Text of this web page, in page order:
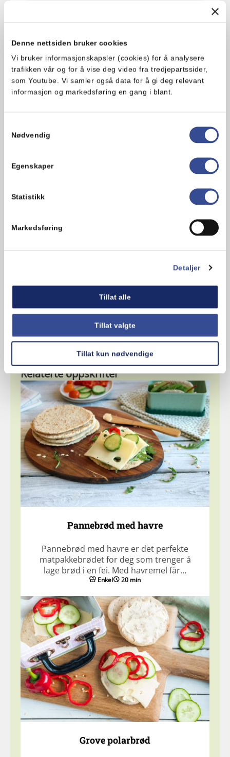
Denne nettsiden bruker cookies
Vi bruker informasjonskapsler (cookies) for å analysere
trafikken vår og for å vise deg video fra tredjepartssider,
som Youtube. Vi samler også data for å gi deg relevant
informasjon og markedsføring en gang i blant.
Nødvendig
Egenskaper
Statistikk
Markedsføring
Detaljer
Tillat alle
Tillat valgte
Tillat kun nødvendige
6. La pannebrødene avkjøle på en rist.
Relaterte oppskrifter
Pannebrød med havre
Pannebrød med havre er det perfekte
matpakkebrødet for deg som trenger å
lage brød i en fei. Med havremel får…
Enkel 20 min
Grove polarbrød